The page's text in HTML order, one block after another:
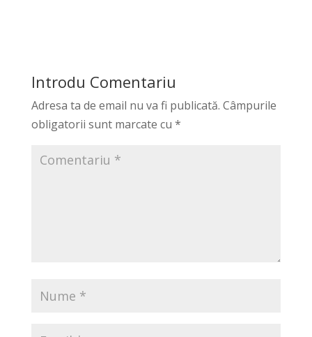
Introdu Comentariu
Adresa ta de email nu va fi publicată. Câmpurile
obligatorii sunt marcate cu *